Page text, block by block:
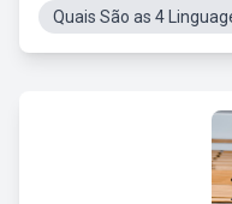
Quais São as 4